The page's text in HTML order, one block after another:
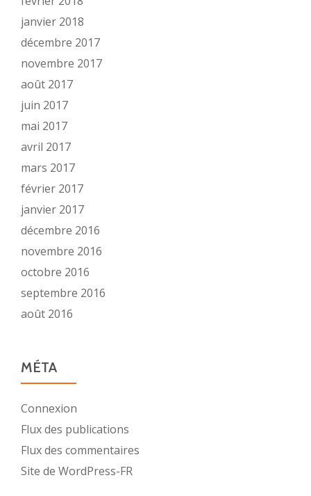
janvier 2018
décembre 2017
novembre 2017
août 2017
juin 2017
mai 2017
avril 2017
mars 2017
février 2017
janvier 2017
décembre 2016
novembre 2016
octobre 2016
septembre 2016
août 2016
MÉTA
Connexion
Flux des publications
Flux des commentaires
Site de WordPress-FR